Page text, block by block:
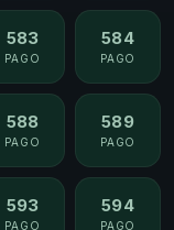
583
PAGO
584
PAGO
588
PAGO
589
PAGO
593
PAGO
594
PAGO